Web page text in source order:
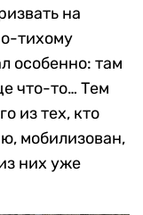
на
тихому
особенно: там
что-то… Тем
из тех, кто
мобилизован,
них уже